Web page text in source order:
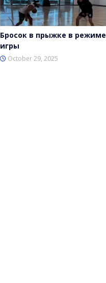
Бросок в прыжке в режиме
игры
October 29, 2025